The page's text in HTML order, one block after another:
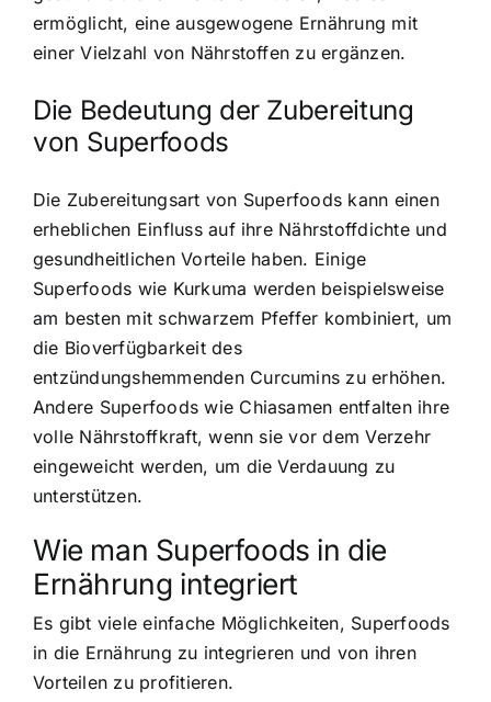
ermöglicht, eine ausgewogene Ernährung mit
einer Vielzahl von Nährstoffen zu ergänzen.
Die Bedeutung der Zubereitung
von Superfoods
Die Zubereitungsart von Superfoods kann einen
erheblichen Einfluss auf ihre Nährstoffdichte und
gesundheitlichen Vorteile haben. Einige
Superfoods wie Kurkuma werden beispielsweise
am besten mit schwarzem Pfeffer kombiniert, um
die Bioverfügbarkeit des
entzündungshemmenden Curcumins zu erhöhen.
Andere Superfoods wie Chiasamen entfalten ihre
volle Nährstoffkraft, wenn sie vor dem Verzehr
eingeweicht werden, um die Verdauung zu
unterstützen.
Wie man Superfoods in die
Ernährung integriert
Es gibt viele einfache Möglichkeiten, Superfoods
in die Ernährung zu integrieren und von ihren
Vorteilen zu profitieren.